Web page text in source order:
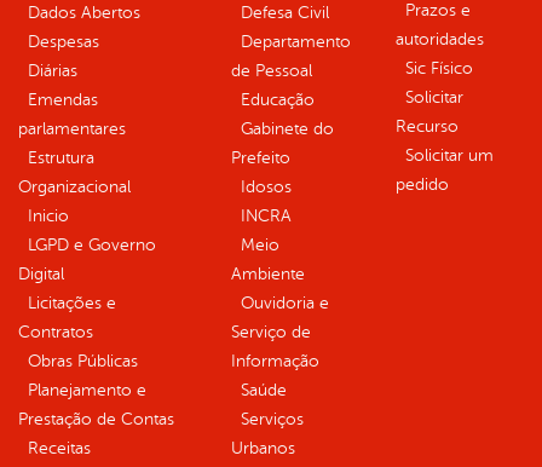
Dados Abertos
Despesas
Diárias
Emendas
parlamentares
Estrutura
Organizacional
Inicio
LGPD e Governo
Digital
Licitações e
Contratos
Obras Públicas
Planejamento e
Prestação de Contas
Receitas
Defesa Civil
Departamento
de Pessoal
Educação
Gabinete do
Prefeito
Idosos
INCRA
Meio
Ambiente
Ouvidoria e
Serviço de
Informação
Saúde
Serviços
Urbanos
Prazos e
autoridades
Sic Físico
Solicitar
Recurso
Solicitar um
pedido